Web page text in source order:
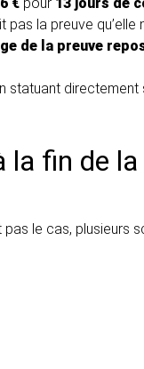
la preuve qu’elle
de la preuve
statuant directement
la fin de
le cas, plusieurs